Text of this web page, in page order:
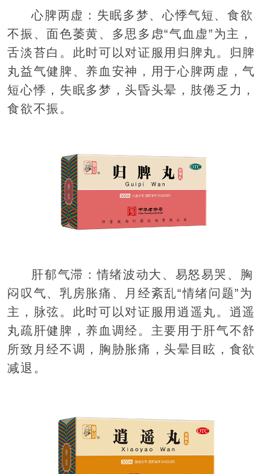
心脾两虚：失眠多梦、心悸气短、食欲
不振、面色萎黄、多思多虑“气血虚”为主，
舌淡苔白。此时可以对证服用归脾丸。归脾
丸益气健脾、养血安神，用于心脾两虚，气
短心悸，失眠多梦，头昏头晕，肢倦乏力，
食欲不振。
肝郁气滞：情绪波动大、易怒易哭、胸
闷叹气、乳房胀痛、月经紊乱“情绪问题”为
主，脉弦。此时可以对证服用逍遥丸。逍遥
丸疏肝健脾，养血调经。主要用于肝气不舒
所致月经不调，胸胁胀痛，头晕目眩，食欲
减退。